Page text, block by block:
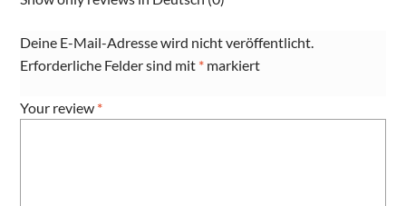
Deine E-Mail-Adresse wird nicht veröffentlicht.
Erforderliche Felder sind mit * markiert
Your review *